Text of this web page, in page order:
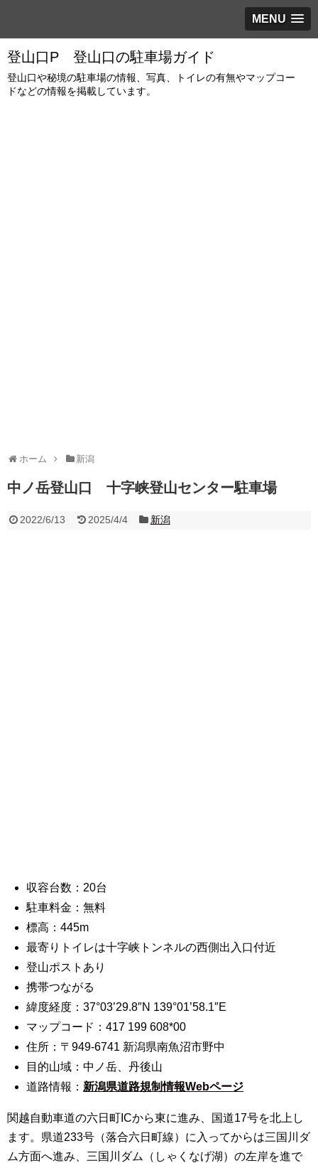
MENU
登山口P 登山口の駐車場ガイド
登山口や秘境の駐車場の情報、写真、トイレの有無やマップコー
ドなどの情報を掲載しています。
ホーム 新潟
中ノ岳登山口 十字峡登山センター駐車場
2022/6/13 2025/4/4 新潟
収容台数：20台
駐車料金：無料
標高：445m
最寄りトイレは十字峡トンネルの西側出入口付近
登山ポストあり
携帯つながる
緯度経度：37°03’29.8″N 139°01’58.1″E
マップコード：417 199 608*00
住所：〒949-6741 新潟県南魚沼市野中
目的山域：中ノ岳、丹後山
道路情報： 新潟県道路規制情報Webページ
関越自動車道の六日町ICから東に進み、国道17号を北上し
ます。県道233号（落合六日町線）に入ってからは三国川ダ
ム方面へ進み、三国川ダム（しゃくなげ湖）の左岸を進で